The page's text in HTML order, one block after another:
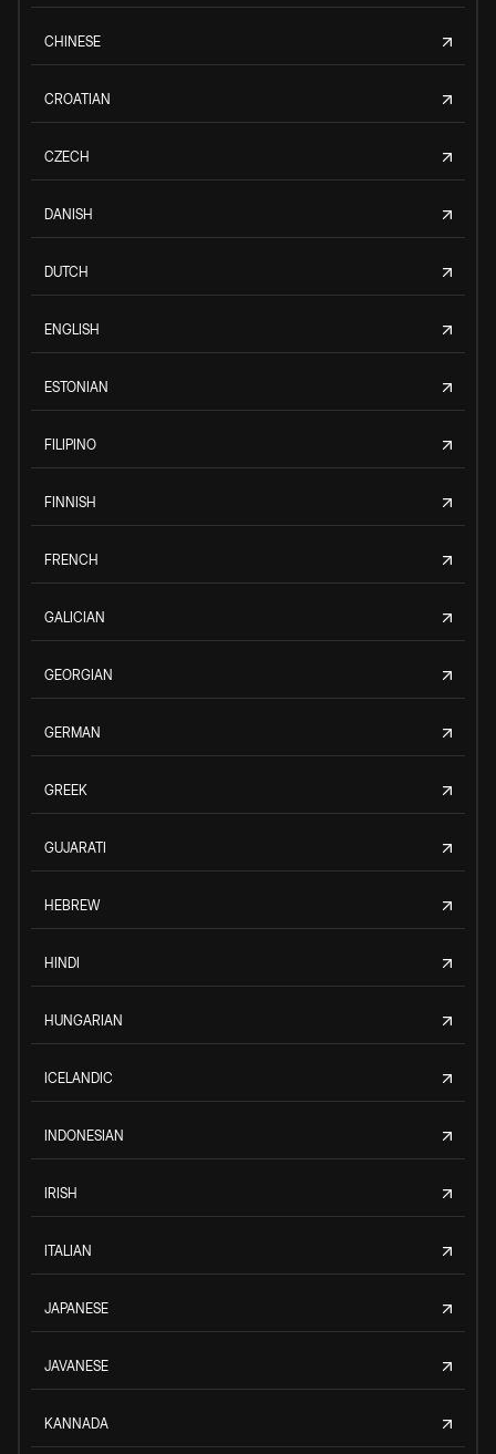
CHINESE
CROATIAN
CZECH
DANISH
DUTCH
ENGLISH
ESTONIAN
FILIPINO
FINNISH
FRENCH
GALICIAN
GEORGIAN
GERMAN
GREEK
GUJARATI
HEBREW
HINDI
HUNGARIAN
ICELANDIC
INDONESIAN
IRISH
ITALIAN
JAPANESE
JAVANESE
KANNADA